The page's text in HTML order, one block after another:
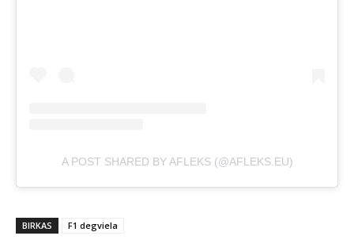
A POST SHARED BY AFLEKS (@AFLEKS.EU)
BIRKAS F1 degviela